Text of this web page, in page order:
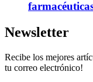
Newsletter
Recibe los mejores
tu correo electrónico!